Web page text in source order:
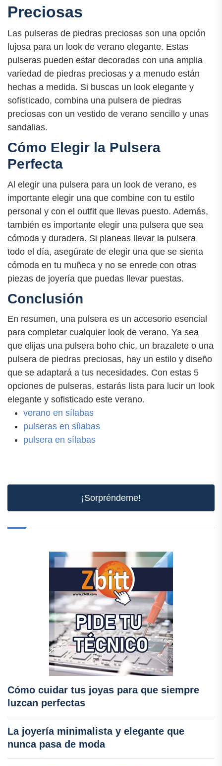
Preciosas
Las pulseras de piedras preciosas son una opción
lujosa para un look de verano elegante. Estas
pulseras pueden estar decoradas con una amplia
variedad de piedras preciosas y a menudo están
hechas a medida. Si buscas un look elegante y
sofisticado, combina una pulsera de piedras
preciosas con un vestido de verano sencillo y unas
sandalias.
Cómo Elegir la Pulsera
Perfecta
Al elegir una pulsera para un look de verano, es
importante elegir una que combine con tu estilo
personal y con el outfit que llevas puesto. Además,
también es importante elegir una pulsera que sea
cómoda y duradera. Si planeas llevar la pulsera
todo el día, asegúrate de elegir una que se sienta
cómoda en tu muñeca y no se enrede con otras
piezas de joyería que puedas llevar puestas.
Conclusión
En resumen, una pulsera es un accesorio esencial
para completar cualquier look de verano. Ya sea
que elijas una pulsera boho chic, un brazalete o una
pulsera de piedras preciosas, hay un estilo y diseño
que se adaptará a tus necesidades. Con estas 5
opciones de pulseras, estarás lista para lucir un look
elegante y sofisticado este verano.
verano en sílabas
pulseras en sílabas
pulsera en sílabas
¡Sorpréndeme!
Cómo cuidar tus joyas para que siempre
luzcan perfectas
La joyería minimalista y elegante que
nunca pasa de moda